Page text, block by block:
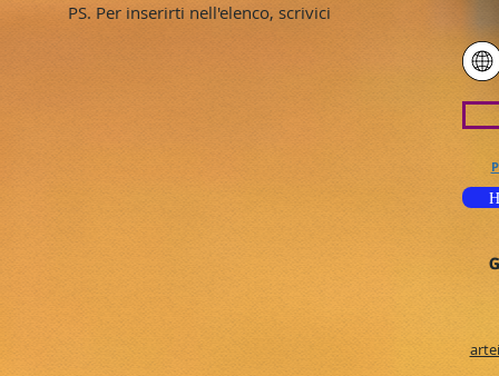
PS. Per inserirti nell'elenco, scrivici